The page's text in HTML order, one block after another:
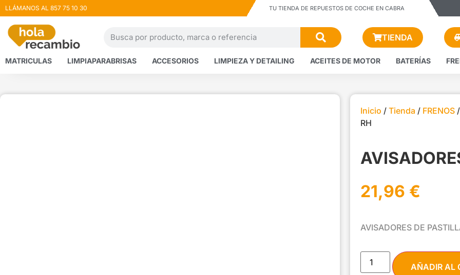
LLÁMANOS AL 857 75 10 30 TU TIENDA DE REPUESTOS DE COCHE EN CABRA
TIENDA
MATRICULAS LIMPIAPARABRISAS ACCESORIOS LIMPIEZA Y DETAILING ACEITES DE MOTOR BATERÍAS
Inicio / Tienda / FRENOS /
RH
21,96 €
AVISADORES DE
AÑADIR AL